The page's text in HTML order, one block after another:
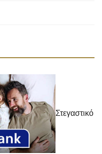
Στεγαστικό